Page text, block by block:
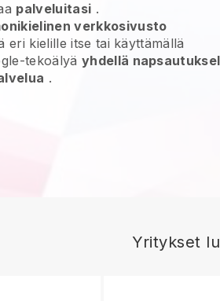
palveluitasi .
verkkosivusto
eri kielille itse tai käyttämällä
tekoälyä yhdellä
.
Yritykset